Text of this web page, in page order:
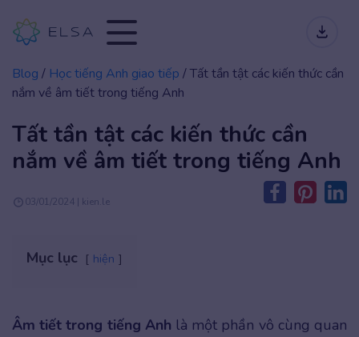
Blog / Học tiếng Anh giao tiếp /Tất tần tật các kiến thức cần
nắm về âm tiết trong tiếng Anh
Tất tần tật các kiến thức cần
nắm về âm tiết trong tiếng Anh
03/01/2024 | kien.le
Mục lục hiện
Âm tiết trong tiếng Anh là một phần vô cùng quan